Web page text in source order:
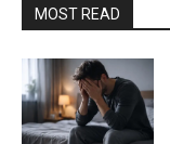
MOST READ